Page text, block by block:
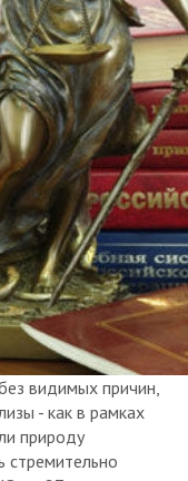
видимых причин,
- как в рамках
природу
стремительно